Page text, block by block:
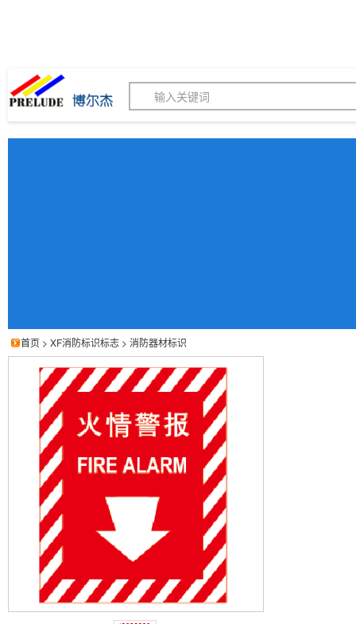
博尔杰PTS - 工业标识解
首页 > XF消防标识标志 > 消防器材标识
博尔杰 安全标志牌 消防